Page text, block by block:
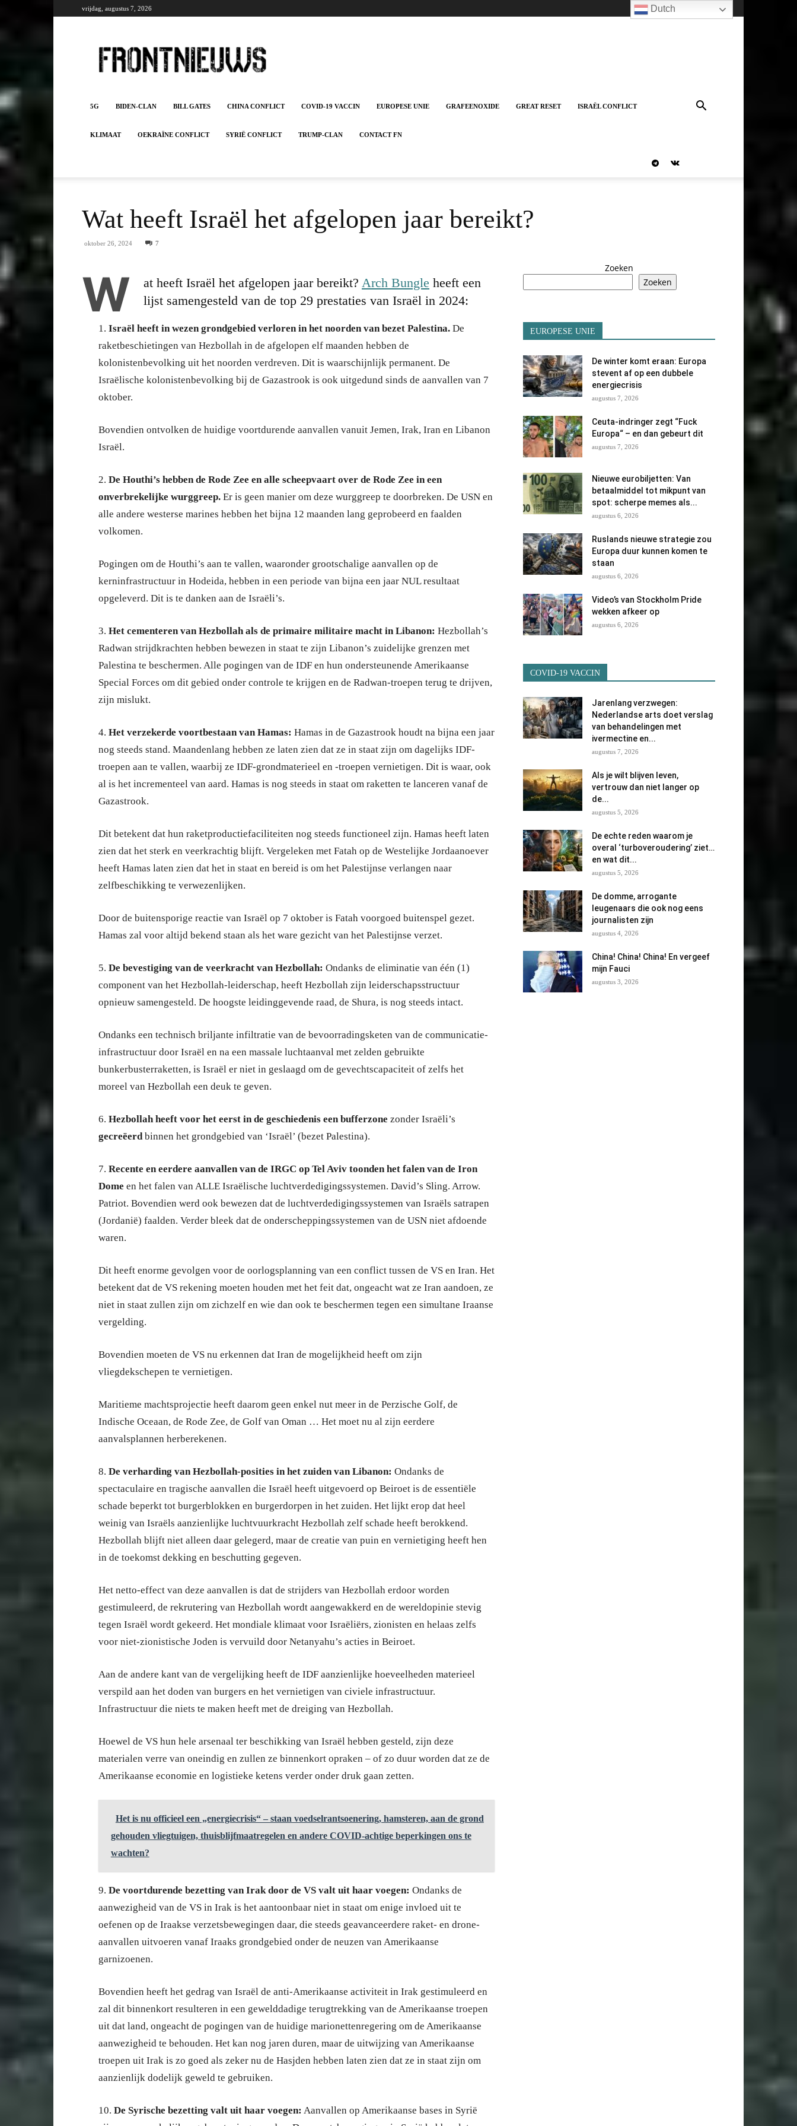
vrijdag, augustus 7, 2026
5G BIDEN-CLAN BILL GATES CHINA CONFLICT COVID-19 VACCIN EUROPESE UNIE GRAFEENOXIDE GREAT RESET ISRAËL CONFLICT
KLIMAAT OEKRAÏNE CONFLICT SYRIË CONFLICT TRUMP-CLAN CONTACT FN
Wat heeft Israël het afgelopen jaar bereikt?
oktober 26, 2024 7
W at heeft Israël het afgelopen jaar bereikt? Arch Bungle heeft een
lijst samengesteld van de top 29 prestaties van Israël in 2024:
1. Israël heeft in wezen grondgebied verloren in het noorden van bezet Palestina.De
raketbeschietingen van Hezbollah in de afgelopen elf maanden hebben de
kolonistenbevolking uit het noorden verdreven. Dit is waarschijnlijk permanent. De
Israëlische kolonistenbevolking bij de Gazastrook is ook uitgedund sinds de aanvallen van 7
oktober.
Bovendien ontvolken de huidige voortdurende aanvallen vanuit Jemen, Irak, Iran en Libanon
Israël.
2. De Houthi’s hebben de Rode Zee en alle scheepvaart over de Rode Zee in een
onverbrekelijke wurggreep.Er is geen manier om deze wurggreep te doorbreken. De USN en
alle andere westerse marines hebben het bijna 12 maanden lang geprobeerd en faalden
volkomen.
Pogingen om de Houthi’s aan te vallen, waaronder grootschalige aanvallen op de
kerninfrastructuur in Hodeida, hebben in een periode van bijna een jaar NUL resultaat
opgeleverd. Dit is te danken aan de Israëli’s.
3. Het cementeren van Hezbollah als de primaire militaire macht in Libanon: Hezbollah’s
Radwan strijdkrachten hebben bewezen in staat te zijn Libanon’s zuidelijke grenzen met
Palestina te beschermen. Alle pogingen van de IDF en hun ondersteunende Amerikaanse
Special Forces om dit gebied onder controle te krijgen en de Radwan-troepen terug te drijven,
zijn mislukt.
4. Het verzekerde voortbestaan van Hamas: Hamas in de Gazastrook houdt na bijna een jaar
nog steeds stand. Maandenlang hebben ze laten zien dat ze in staat zijn om dagelijks IDF-
troepen aan te vallen, waarbij ze IDF-grondmaterieel en -troepen vernietigen. Dit is waar, ook
al is het incrementeel van aard. Hamas is nog steeds in staat om raketten te lanceren vanaf de
Gazastrook.
Dit betekent dat hun raketproductiefaciliteiten nog steeds functioneel zijn. Hamas heeft laten
zien dat het sterk en veerkrachtig blijft. Vergeleken met Fatah op de Westelijke Jordaanoever
heeft Hamas laten zien dat het in staat en bereid is om het Palestijnse verlangen naar
zelfbeschikking te verwezenlijken.
Door de buitensporige reactie van Israël op 7 oktober is Fatah voorgoed buitenspel gezet.
Hamas zal voor altijd bekend staan als het ware gezicht van het Palestijnse verzet.
5. De bevestiging van de veerkracht van Hezbollah: Ondanks de eliminatie van één (1)
component van het Hezbollah-leiderschap, heeft Hezbollah zijn leiderschapsstructuur
opnieuw samengesteld. De hoogste leidinggevende raad, de Shura, is nog steeds intact.
Ondanks een technisch briljante infiltratie van de bevoorradingsketen van de communicatie-
infrastructuur door Israël en na een massale luchtaanval met zelden gebruikte
bunkerbusterraketten, is Israël er niet in geslaagd om de gevechtscapaciteit of zelfs het
moreel van Hezbollah een deuk te geven.
6. Hezbollah heeft voor het eerst in de geschiedenis een bufferzone zonder Israëli’s
gecreëerdbinnen het grondgebied van ‘Israël’ (bezet Palestina).
7. Recente en eerdere aanvallen van de IRGC op Tel Aviv toonden het falen van de Iron
Dome en het falen van ALLE Israëlische luchtverdedigingssystemen. David’s Sling. Arrow.
Patriot. Bovendien werd ook bewezen dat de luchtverdedigingssystemen van Israëls satrapen
(Jordanië) faalden. Verder bleek dat de onderscheppingssystemen van de USN niet afdoende
waren.
Dit heeft enorme gevolgen voor de oorlogsplanning van een conflict tussen de VS en Iran. Het
betekent dat de VS rekening moeten houden met het feit dat, ongeacht wat ze Iran aandoen, ze
niet in staat zullen zijn om zichzelf en wie dan ook te beschermen tegen een simultane Iraanse
vergelding.
Bovendien moeten de VS nu erkennen dat Iran de mogelijkheid heeft om zijn
vliegdekschepen te vernietigen.
Maritieme machtsprojectie heeft daarom geen enkel nut meer in de Perzische Golf, de
Indische Oceaan, de Rode Zee, de Golf van Oman … Het moet nu al zijn eerdere
aanvalsplannen herberekenen.
8. De verharding van Hezbollah-posities in het zuiden van Libanon: Ondanks de
spectaculaire en tragische aanvallen die Israël heeft uitgevoerd op Beiroet is de essentiële
schade beperkt tot burgerblokken en burgerdorpen in het zuiden. Het lijkt erop dat heel
weinig van Israëls aanzienlijke luchtvuurkracht Hezbollah zelf schade heeft berokkend.
Hezbollah blijft niet alleen daar gelegerd, maar de creatie van puin en vernietiging heeft hen
in de toekomst dekking en beschutting gegeven.
Het netto-effect van deze aanvallen is dat de strijders van Hezbollah erdoor worden
gestimuleerd, de rekrutering van Hezbollah wordt aangewakkerd en de wereldopinie stevig
tegen Israël wordt gekeerd. Het mondiale klimaat voor Israëliërs, zionisten en helaas zelfs
voor niet-zionistische Joden is vervuild door Netanyahu’s acties in Beiroet.
Aan de andere kant van de vergelijking heeft de IDF aanzienlijke hoeveelheden materieel
verspild aan het doden van burgers en het vernietigen van civiele infrastructuur.
Infrastructuur die niets te maken heeft met de dreiging van Hezbollah.
Hoewel de VS hun hele arsenaal ter beschikking van Israël hebben gesteld, zijn deze
materialen verre van oneindig en zullen ze binnenkort opraken – of zo duur worden dat ze de
Amerikaanse economie en logistieke ketens verder onder druk gaan zetten.
Het is nu officieel een „energiecrisis“ – staan voedselrantsoenering, hamsteren, aan de grond
gehouden vliegtuigen, thuisblijfmaatregelen en andere COVID-achtige beperkingen ons te
wachten?
9. De voortdurende bezetting van Irak door de VS valt uit haar voegen: Ondanks de
aanwezigheid van de VS in Irak is het aantoonbaar niet in staat om enige invloed uit te
oefenen op de Iraakse verzetsbewegingen daar, die steeds geavanceerdere raket- en drone-
aanvallen uitvoeren vanaf Iraaks grondgebied onder de neuzen van Amerikaanse
garnizoenen.
Bovendien heeft het gedrag van Israël de anti-Amerikaanse activiteit in Irak gestimuleerd en
zal dit binnenkort resulteren in een gewelddadige terugtrekking van de Amerikaanse troepen
uit dat land, ongeacht de pogingen van de huidige marionettenregering om de Amerikaanse
aanwezigheid te behouden. Het kan nog jaren duren, maar de uitwijzing van Amerikaanse
troepen uit Irak is zo goed als zeker nu de Hasjden hebben laten zien dat ze in staat zijn om
aanzienlijk dodelijk geweld te gebruiken.
10. De Syrische bezetting valt uit haar voegen: Aanvallen op Amerikaanse bases in Syrië
Zoeken
Zoeken
EUROPESE UNIE
De winter komt eraan: Europa
stevent af op een dubbele
energiecrisis
augustus 7, 2026
Ceuta-indringer zegt “Fuck
Europa“ – en dan gebeurt dit
augustus 7, 2026
Nieuwe eurobiljetten: Van
betaalmiddel tot mikpunt van
spot: scherpe memes als...
augustus 6, 2026
Ruslands nieuwe strategie zou
Europa duur kunnen komen te
staan
augustus 6, 2026
Video’s van Stockholm Pride
wekken afkeer op
augustus 6, 2026
COVID-19 VACCIN
Jarenlang verzwegen:
Nederlandse arts doet verslag
van behandelingen met
ivermectine en...
augustus 7, 2026
Als je wilt blijven leven,
vertrouw dan niet langer op
de...
augustus 5, 2026
De echte reden waarom je
overal ‘turboveroudering’ ziet…
en wat dit...
augustus 5, 2026
De domme, arrogante
leugenaars die ook nog eens
journalisten zijn
augustus 4, 2026
China! China! China! En vergeef
mijn Fauci
augustus 3, 2026
Dutch